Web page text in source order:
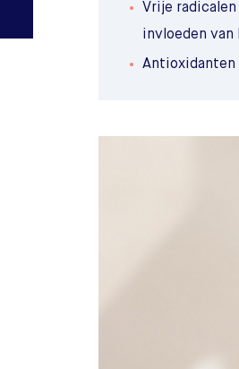
Vrije
invloeden van
Antioxidanten